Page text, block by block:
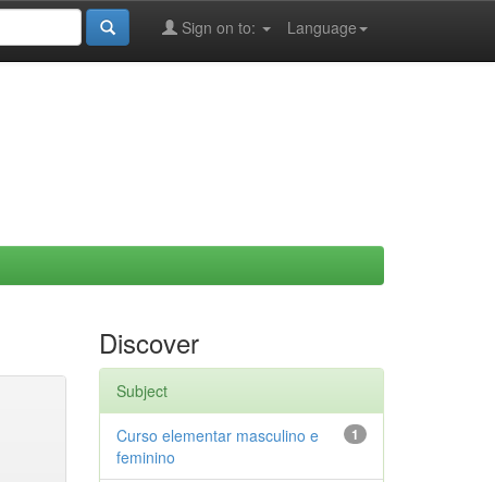
Language
Sign on to:
Discover
Subject
1
Curso elementar masculino e
feminino